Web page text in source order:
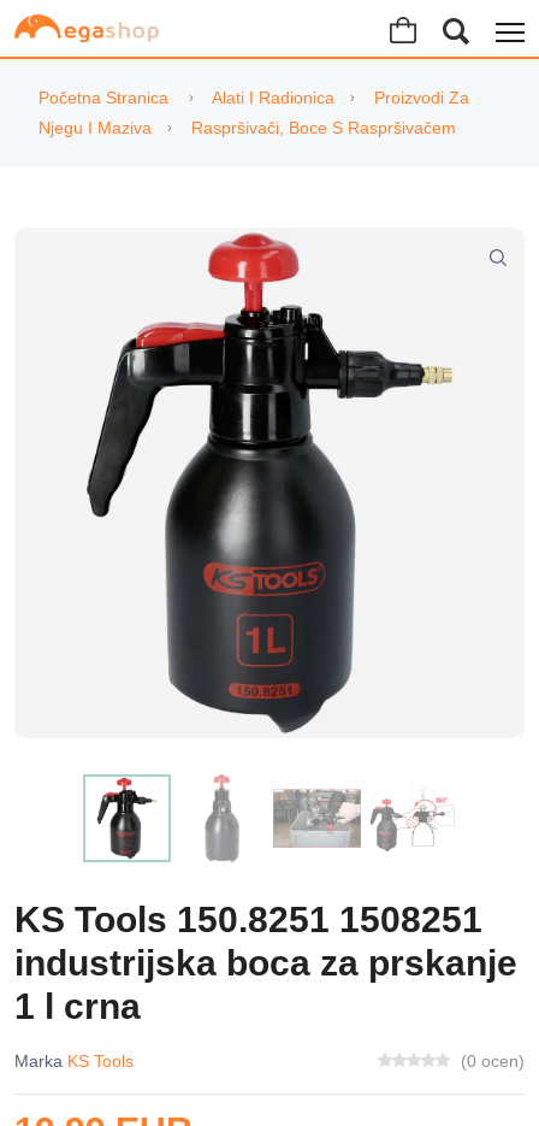
Početna Stranica Alati I Radionica
Proizvodi Za
Njegu I Maziva
Raspršivači, Boce S Raspršivačem
KS Tools 150.8251 1508251
industrijska boca za prskanje
1 l crna
Marka KS Tools (0 ocen)